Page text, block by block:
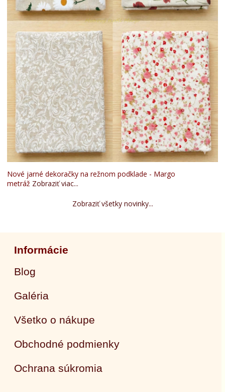
Nové jarné dekoračky na režnom podklade - Margo
metráž Zobraziť viac...
Zobraziť všetky novinky...
Informácie
Blog
Galéria
Všetko o nákupe
Obchodné podmienky
Ochrana súkromia